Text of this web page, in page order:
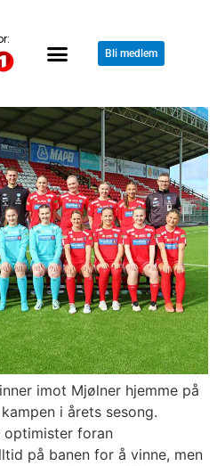
Bli medlem
imot Mjølner hjemme på
i årets sesong.
optimister foran
på banen for å vinne, men